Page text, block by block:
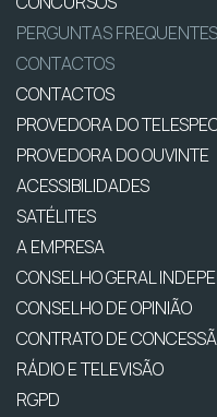
PERGUNTAS FREQUENTES
CONTACTOS
CONTACTOS
PROVEDORA DO
PROVEDORA DO OUVINTE
ACESSIBILIDADES
SATÉLITES
A EMPRESA
CONSELHO GERAL
CONSELHO DE OPINIÃO
CONTRATO DE
RÁDIO E TELEVISÃO
RGPD